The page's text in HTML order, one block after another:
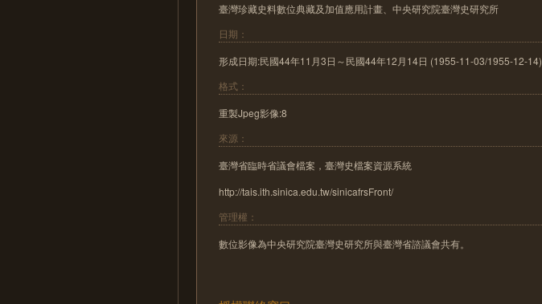
臺灣珍藏史料數位典藏及加值應用計畫、中央研究院臺灣史研究所
日期：
形成日期:民國44年11月3日～民國44年12月14日 (1955-11-03/1955-12-14)
格式：
重製Jpeg影像:8
來源：
臺灣省臨時省議會檔案，臺灣史檔案資源系統
http://tais.ith.sinica.edu.tw/sinicafrsFront/
管理權：
數位影像為中央研究院臺灣史研究所與臺灣省諮議會共有。